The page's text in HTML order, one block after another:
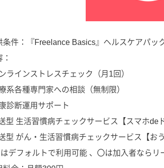
条件：『Freelance Basics』ヘルスケアパッ
ラインストレスチェック（月1回）
系各種専門家への相談（無制限）
診断運用サポート
型 生活習慣病チェックサービス【スマホde
型 がん・生活習慣病チェックサービス【お
デフォルトで利用可能 、〇は加入者ならリ